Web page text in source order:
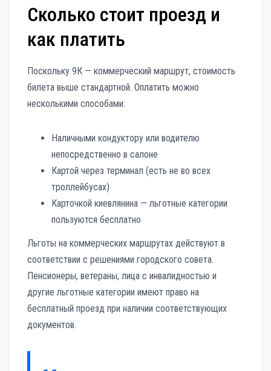
Сколько стоит проезд и
как платить
Поскольку 9К — коммерческий маршрут, стоимость
билета выше стандартной. Оплатить можно
несколькими способами:
Наличными кондуктору или водителю
непосредственно в салоне
Картой через терминал (есть не во всех
троллейбусах)
Карточкой киевлянина — льготные категории
пользуются бесплатно
Льготы на коммерческих маршрутах действуют в
соответствии с решениями городского совета.
Пенсионеры, ветераны, лица с инвалидностью и
другие льготные категории имеют право на
бесплатный проезд при наличии соответствующих
документов.